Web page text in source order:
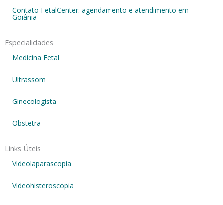
Contato FetalCenter: agendamento e atendimento em
Goiânia
Especialidades
Medicina Fetal
Ultrassom
Ginecologista
Obstetra
Links Úteis
Videolaparascopia
Videohisteroscopia